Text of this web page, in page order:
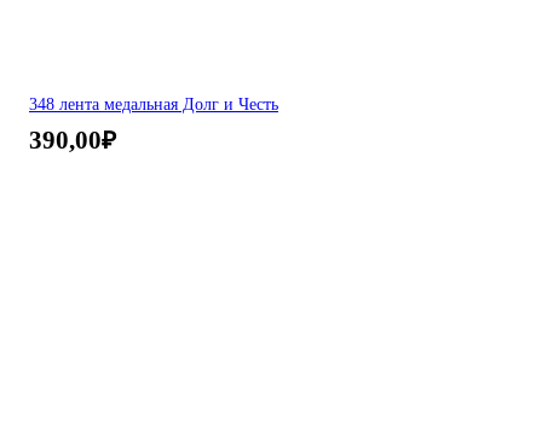
348 лента медальная Долг и Честь
390,00₽